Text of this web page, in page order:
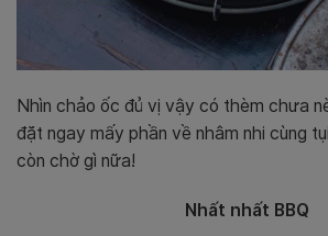
Nhìn chảo ốc đủ vị vậy có thèm chưa
đặt ngay mấy phần về nhâm nhi cùng
còn chờ gì nữa!
Nhất nhất BBQ